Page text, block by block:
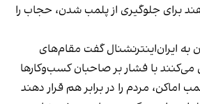
برای جلوگیری از پلمب شدن، حجاب را
به ایران‌اینترنشنال گفت مقام‌های
با فشار بر صاحبان کسب‌وکارها
اماکن، مردم را در برابر هم قرار دهند